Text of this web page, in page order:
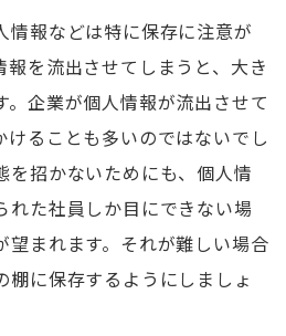
情報などは特に保存に注意が
報を流出させてしまうと、大き
。企業が個人情報が流出させて
けることも多いのではないでし
を招かないためにも、個人情
れた社員しか目にできない場
望まれます。それが難しい場合
棚に保存するようにしましょ